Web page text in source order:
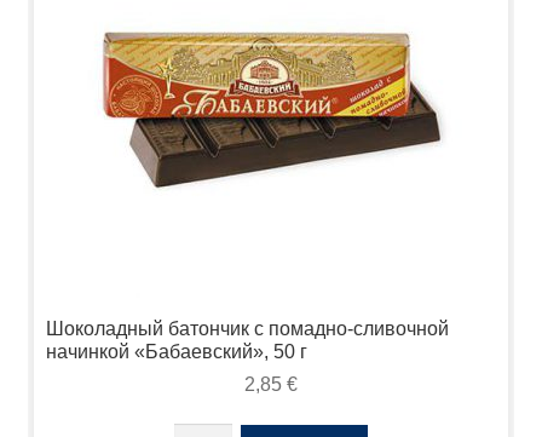
Шоколадный батончик с помадно-сливочной
начинкой «Бабаевский», 50 г
2,85 €